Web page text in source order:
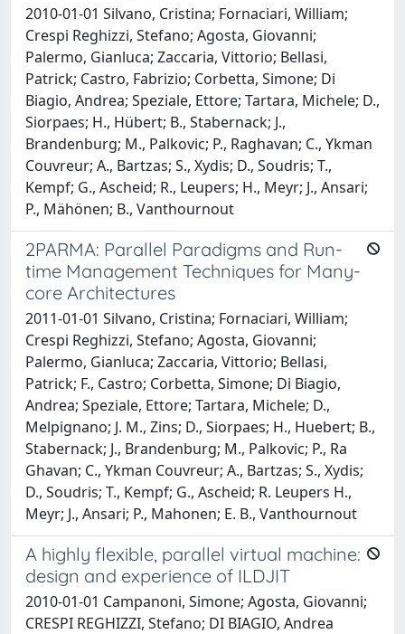
2010-01-01 Silvano, Cristina; Fornaciari, William;
Crespi Reghizzi, Stefano; Agosta, Giovanni;
Palermo, Gianluca; Zaccaria, Vittorio; Bellasi,
Patrick; Castro, Fabrizio; Corbetta, Simone; Di
Biagio, Andrea; Speziale, Ettore; Tartara, Michele; D.,
Siorpaes; H., Hübert; B., Stabernack; J.,
Brandenburg; M., Palkovic; P., Raghavan; C., Ykman
Couvreur; A., Bartzas; S., Xydis; D., Soudris; T.,
Kempf; G., Ascheid; R., Leupers; H., Meyr; J., Ansari;
P., Mähönen; B., Vanthournout
2PARMA: Parallel Paradigms and Run-
time Management Techniques for Many-
core Architectures
2011-01-01 Silvano, Cristina; Fornaciari, William;
Crespi Reghizzi, Stefano; Agosta, Giovanni;
Palermo, Gianluca; Zaccaria, Vittorio; Bellasi,
Patrick; F., Castro; Corbetta, Simone; Di Biagio,
Andrea; Speziale, Ettore; Tartara, Michele; D.,
Melpignano; J. M., Zins; D., Siorpaes; H., Huebert; B.,
Stabernack; J., Brandenburg; M., Palkovic; P., Ra
Ghavan; C., Ykman Couvreur; A., Bartzas; S., Xydis;
D., Soudris; T., Kempf; G., Ascheid; R. Leupers H.,
Meyr; J., Ansari; P., Mahonen; E. B., Vanthournout
A highly flexible, parallel virtual machine:
design and experience of ILDJIT
2010-01-01 Campanoni, Simone; Agosta, Giovanni;
CRESPI REGHIZZI, Stefano; DI BIAGIO, Andrea